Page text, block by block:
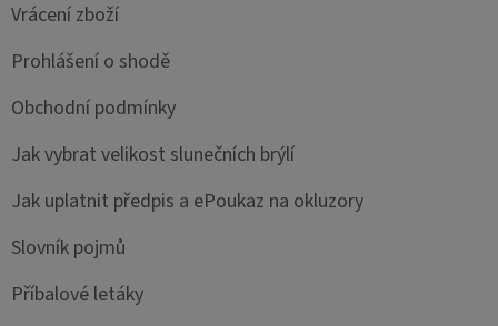
Vrácení zboží
Prohlášení o shodě
Obchodní podmínky
Jak vybrat velikost slunečních brýlí
Jak uplatnit předpis a ePoukaz na okluzory
Slovník pojmů
Příbalové letáky